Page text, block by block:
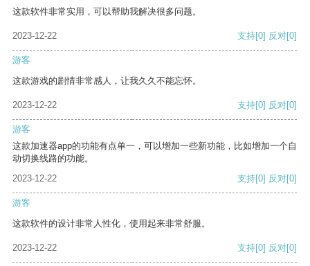
这款软件非常实用，可以帮助我解决很多问题。
2023-12-22 支持[0] 反对[0]
游客
这款游戏的剧情非常感人，让我久久不能忘怀。
2023-12-22 支持[0] 反对[0]
游客
这款加速器app的功能有点单一，可以增加一些新功能，比如增加一个自
动切换线路的功能。
2023-12-22
支持[0] 反对[0]
游客
这款软件的设计非常人性化，使用起来非常舒服。
2023-12-22 支持[0] 反对[0]